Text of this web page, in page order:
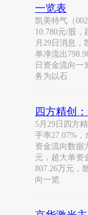
一览表
凯美特气（
10.780元/股，
月29日消息，
单净流出
日资金流向一
务为以石
四方精创
5月29日四方
手率27.07%，
资金流向数据
元，超大单资
807.26万元，
向一览